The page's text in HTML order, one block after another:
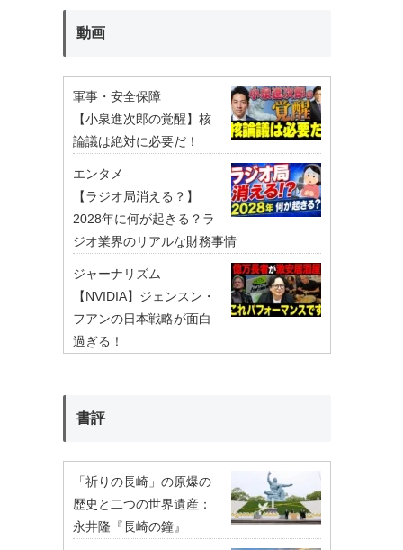
動画
軍事・安全保障
【小泉進次郎の覚醒】核
論議は絶対に必要だ！
エンタメ
【ラジオ局消える？】
2028年に何が起きる？ラ
ジオ業界のリアルな財務事情
ジャーナリズム
【NVIDIA】ジェンスン・
フアンの日本戦略が面白
過ぎる！
書評
「祈りの長崎」の原爆の
歴史と二つの世界遺産：
永井隆『長崎の鐘』